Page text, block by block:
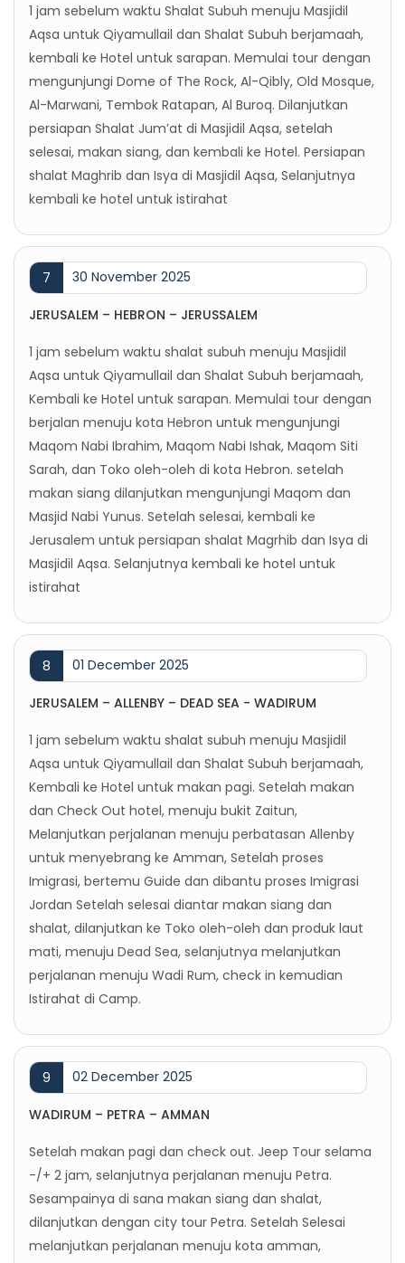
1 jam sebelum waktu Shalat Subuh menuju Masjidil
Aqsa untuk Qiyamullail dan Shalat Subuh berjamaah,
kembali ke Hotel untuk sarapan. Memulai tour dengan
mengunjungi Dome of The Rock, Al-Qibly, Old Mosque,
Al-Marwani, Tembok Ratapan, Al Buroq. Dilanjutkan
persiapan Shalat Jum’at di Masjidil Aqsa, setelah
selesai, makan siang, dan kembali ke Hotel. Persiapan
shalat Maghrib dan Isya di Masjidil Aqsa, Selanjutnya
kembali ke hotel untuk istirahat
7 30 November 2025
JERUSALEM – HEBRON – JERUSSALEM
1 jam sebelum waktu shalat subuh menuju Masjidil
Aqsa untuk Qiyamullail dan Shalat Subuh berjamaah,
Kembali ke Hotel untuk sarapan. Memulai tour dengan
berjalan menuju kota Hebron untuk mengunjungi
Maqom Nabi Ibrahim, Maqom Nabi Ishak, Maqom Siti
Sarah, dan Toko oleh-oleh di kota Hebron. setelah
makan siang dilanjutkan mengunjungi Maqom dan
Masjid Nabi Yunus. Setelah selesai, kembali ke
Jerusalem untuk persiapan shalat Magrhib dan Isya di
Masjidil Aqsa. Selanjutnya kembali ke hotel untuk
istirahat
8 01 December 2025
JERUSALEM – ALLENBY – DEAD SEA - WADIRUM
1 jam sebelum waktu shalat subuh menuju Masjidil
Aqsa untuk Qiyamullail dan Shalat Subuh berjamaah,
Kembali ke Hotel untuk makan pagi. Setelah makan
dan Check Out hotel, menuju bukit Zaitun,
Melanjutkan perjalanan menuju perbatasan Allenby
untuk menyebrang ke Amman, Setelah proses
Imigrasi, bertemu Guide dan dibantu proses Imigrasi
Jordan Setelah selesai diantar makan siang dan
shalat, dilanjutkan ke Toko oleh-oleh dan produk laut
mati, menuju Dead Sea, selanjutnya melanjutkan
perjalanan menuju Wadi Rum, check in kemudian
Istirahat di Camp.
9 02 December 2025
WADIRUM – PETRA – AMMAN
Setelah makan pagi dan check out. Jeep Tour selama
-/+ 2 jam, selanjutnya perjalanan menuju Petra.
Sesampainya di sana makan siang dan shalat,
dilanjutkan dengan city tour Petra. Setelah Selesai
melanjutkan perjalanan menuju kota amman,